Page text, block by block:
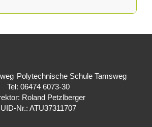
Polytechnische Schule Tamsweg
Tel: 06474 6073-30
Roland Petzlberger
UID-Nr.: ATU37311707